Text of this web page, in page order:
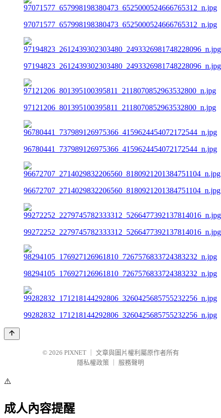
97071577_657998198380473_6525000524666765312_n.jpg
97194823_2612439302303480_2493326981748228096_n.jpg
97121206_801395100395811_2118070852963532800_n.jpg
96780441_737989126975366_4159624454072172544_n.jpg
96672707_2714029832206560_8180921201384751104_n.jpg
99272252_2279745782333312_5266477392137814016_n.jpg
98294105_176927126961810_7267576833724383232_n.jpg
99282832_171218144292806_3260425685755232256_n.jpg
© 2026 PIXNET
文章與圖片權利屬原作者所有
隱私權政策
服務聲明
⚠️
成人內容提醒